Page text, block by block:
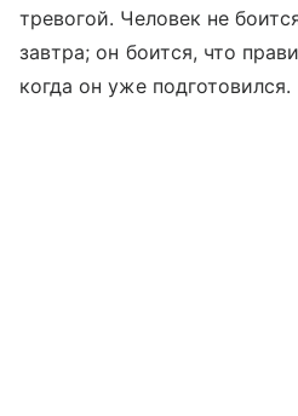
тревогой. Человек не
завтра; он боится, что
когда он уже подготовился.